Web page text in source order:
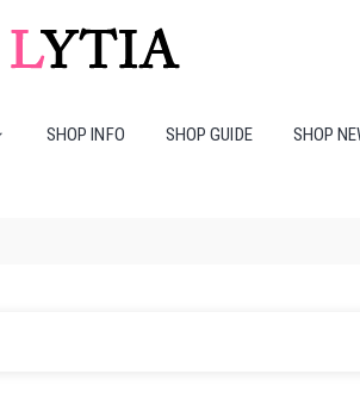
CATEGORIES
SHOP INFO SHOP GUIDE SHOP